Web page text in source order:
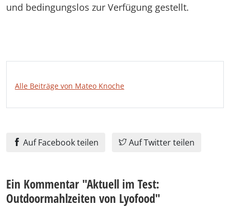
und bedingungslos zur Verfügung gestellt.
Alle Beiträge von Mateo Knoche
Auf Facebook teilen Auf Twitter teilen
Ein Kommentar "Aktuell im Test:
Outdoormahlzeiten von Lyofood"